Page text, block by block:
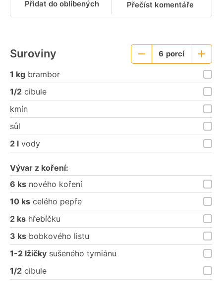
Přidat do oblíbených Přečíst komentáře
Suroviny
Menší
6 porcí
Větší
porce
1 kg brambor
1/2 cibule
kmín
sůl
2 l vody
Vývar z koření:
6 ks nového koření
10 ks celého pepře
2 ks hřebíčku
3 ks bobkového listu
1-2 lžičky sušeného tymiánu
1/2 cibule